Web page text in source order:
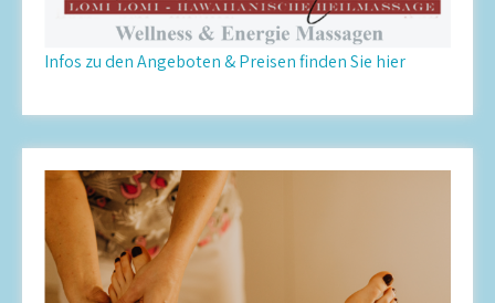
Infos zu den Angeboten & Preisen finden Sie hier